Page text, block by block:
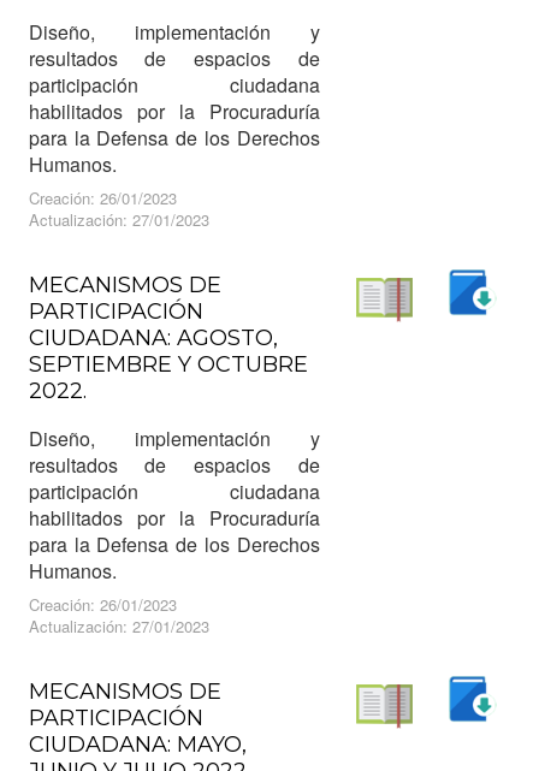
Diseño, implementación y
resultados de espacios de
participación ciudadana
habilitados por la Procuraduría
para la Defensa de los Derechos
Humanos.
Creación: 26/01/2023
Actualización: 27/01/2023
MECANISMOS DE
PARTICIPACIÓN
CIUDADANA: AGOSTO,
SEPTIEMBRE Y OCTUBRE
2022.
Diseño, implementación y
resultados de espacios de
participación ciudadana
habilitados por la Procuraduría
para la Defensa de los Derechos
Humanos.
Creación: 26/01/2023
Actualización: 27/01/2023
MECANISMOS DE
PARTICIPACIÓN
CIUDADANA: MAYO,